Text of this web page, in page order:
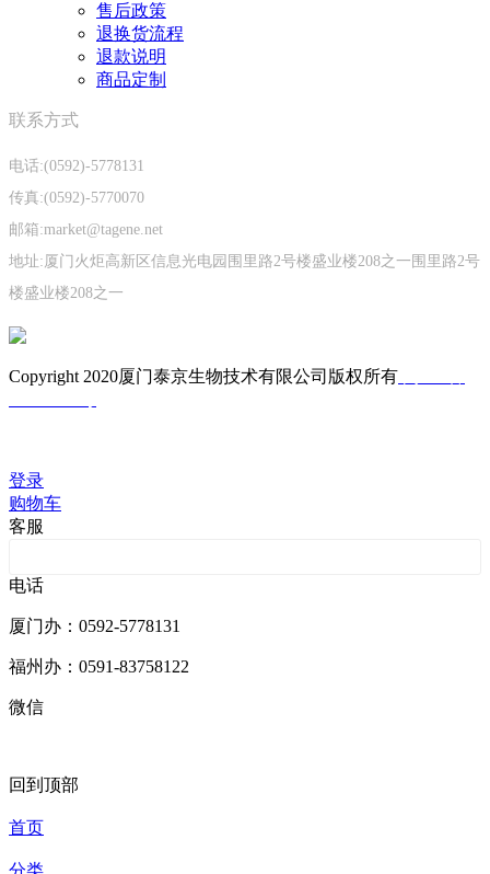
售后政策
退换货流程
退款说明
商品定制
联系方式
电话:(0592)-5778131
传真:(0592)-5770070
邮箱:market@tagene.net
地址:厦门火炬高新区信息光电园围里路2号楼盛业楼208之一围里路2号
楼盛业楼208之一
Copyright 2020厦门泰京生物技术有限公司版权所有
登录
购物车
客服
电话
厦门办：0592-5778131
福州办：0591-83758122
微信
回到顶部
首页